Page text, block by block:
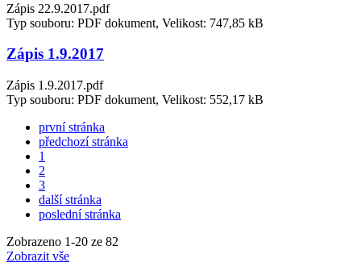
Zápis 22.9.2017.pdf
Typ souboru: PDF dokument, Velikost: 747,85 kB
Zápis 1.9.2017
Zápis 1.9.2017.pdf
Typ souboru: PDF dokument, Velikost: 552,17 kB
první stránka
předchozí stránka
1
2
3
další stránka
poslední stránka
Zobrazeno 1-20 ze 82
Zobrazit vše